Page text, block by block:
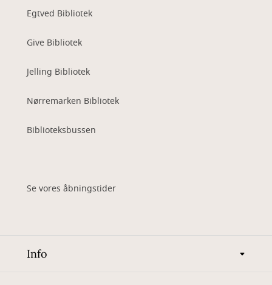
Egtved Bibliotek
Give Bibliotek
Jelling Bibliotek
Nørremarken Bibliotek
Biblioteksbussen
Se vores åbningstider
Info